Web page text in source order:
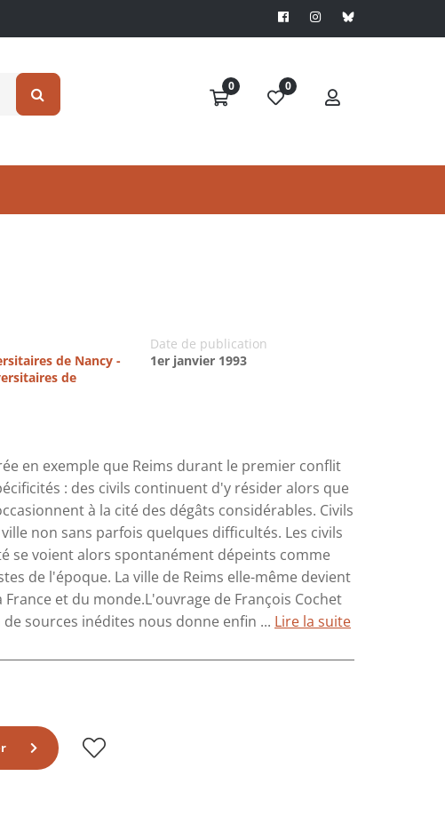
0 0
de Nancy -
de
Date de publication
1er janvier 1993
en exemple que Reims durant le premier conflit
: des civils continuent d'y résider alors que
à la cité des dégâts considérables. Civils
non sans parfois quelques difficultés. Les civils
se voient alors spontanément dépeints comme
de l'époque. La ville de Reims elle-même devient
et du monde.L'ouvrage de François Cochet
sources inédites nous donne enfin ... Lire la suite